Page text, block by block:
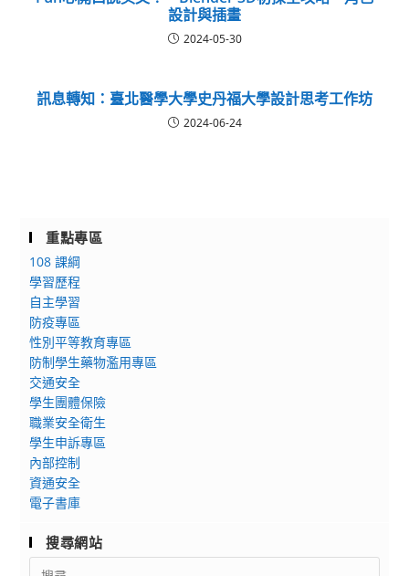
設計與插畫
2024-05-30
訊息轉知：臺北醫學大學史丹福大學設計思考工作坊
2024-06-24
重點專區
108 課綱
學習歷程
自主學習
防疫專區
性別平等教育專區
防制學生藥物濫用專區
交通安全
學生團體保險
職業安全衛生
學生申訴專區
內部控制
資通安全
電子書庫
搜尋網站
Search